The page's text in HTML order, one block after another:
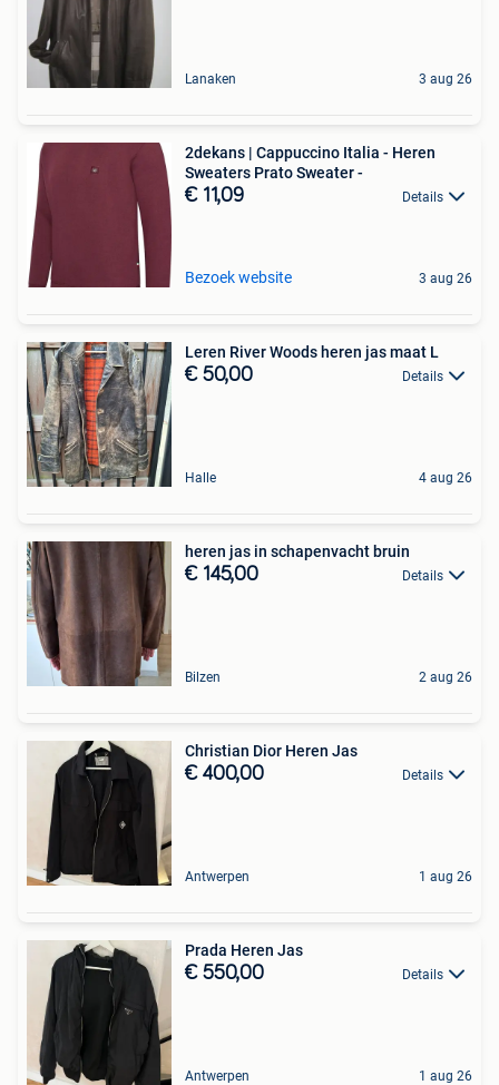
Lanaken 3 aug 26
2dekans | Cappuccino Italia - Heren
Sweaters Prato Sweater -
€ 11,09 Details
Bezoek website 3 aug 26
Leren River Woods heren jas maat L
€ 50,00 Details
Halle 4 aug 26
heren jas in schapenvacht bruin
€ 145,00 Details
Bilzen 2 aug 26
Christian Dior Heren Jas
€ 400,00 Details
Antwerpen 1 aug 26
Prada Heren Jas
€ 550,00 Details
Antwerpen 1 aug 26